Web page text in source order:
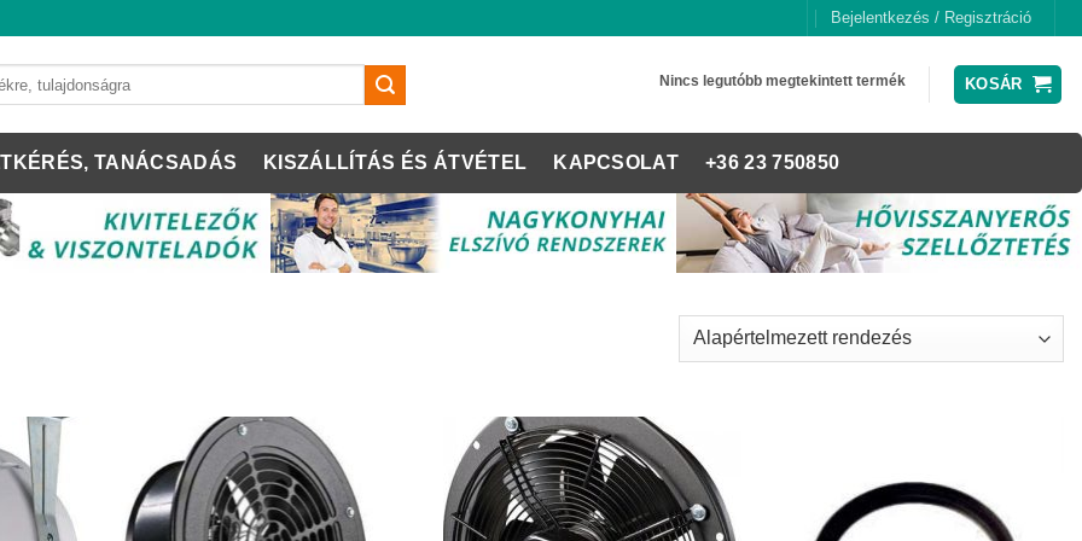
Bejelentkezés / Regisztráció
Nincs legutóbb megtekintett termék KOSÁR
TANÁCSADÁS KISZÁLLÍTÁS ÉS ÁTVÉTEL KAPCSOLAT +36 23 750850